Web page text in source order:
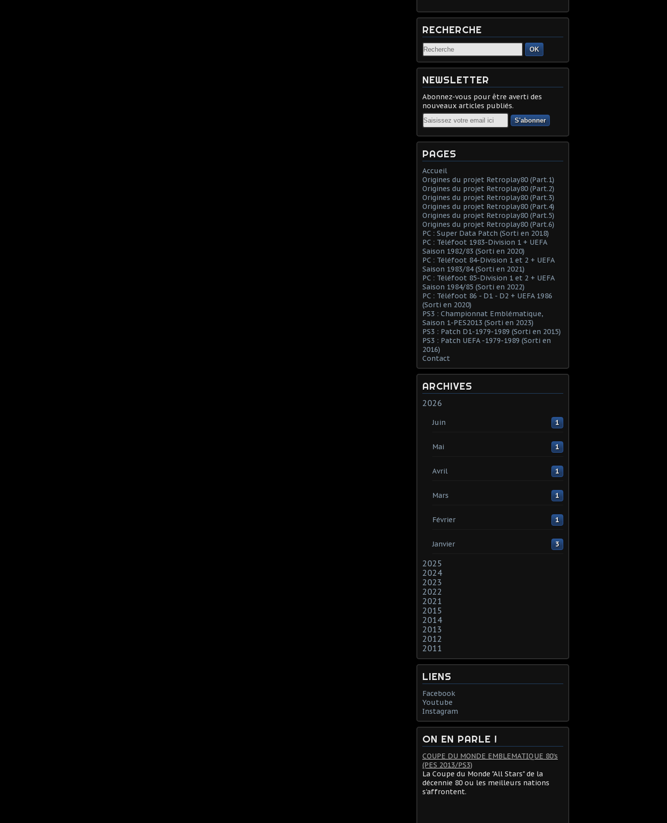
RECHERCHE
OK
NEWSLETTER
Abonnez-vous pour être averti des
nouveaux articles publiés.
Email
PAGES
Accueil
Origines du projet Retroplay80 (Part.1)
Origines du projet Retroplay80 (Part.2)
Origines du projet Retroplay80 (Part.3)
Origines du projet Retroplay80 (Part.4)
Origines du projet Retroplay80 (Part.5)
Origines du projet Retroplay80 (Part.6)
PC : Super Data Patch (Sorti en 2018)
PC : Téléfoot 1983-Division 1 + UEFA
Saison 1982/83 (Sorti en 2020)
PC : Téléfoot 84-Division 1 et 2 + UEFA
Saison 1983/84 (Sorti en 2021)
PC : Téléfoot 85-Division 1 et 2 + UEFA
Saison 1984/85 (Sorti en 2022)
PC : Téléfoot 86 - D1 - D2 + UEFA 1986
(Sorti en 2020)
PS3 : Championnat Emblématique,
Saison 1-PES2013 (Sorti en 2023)
PS3 : Patch D1-1979-1989 (Sorti en 2015)
PS3 : Patch UEFA -1979-1989 (Sorti en
2016)
Contact
ARCHIVES
2026
Juin 1
Mai 1
Avril 1
Mars 1
Février 1
Janvier 3
2025
2024
2023
2022
2021
2015
2014
2013
2012
2011
LIENS
Facebook
Youtube
Instagram
ON EN PARLE !
COUPE DU MONDE EMBLEMATIQUE 80's
(PES 2013/PS3)
La Coupe du Monde "All Stars" de la
décennie 80 ou les meilleurs nations
s'affrontent.